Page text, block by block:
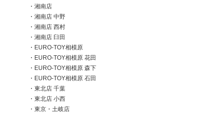
TFME事業部
キャンピングカーとは異なるBtoB/BtoG領域で、モビリ
ティやエネルギーに挑戦する新事業部
湘南店
湘南店 中野
湘南店 西村
湘南店 臼田
EURO-TOY相模原
EURO-TOY相模原 花田
EURO-TOY相模原 森下
EURO-TOY相模原 石田
東北店 千葉
東北店 小西
東京・土岐店